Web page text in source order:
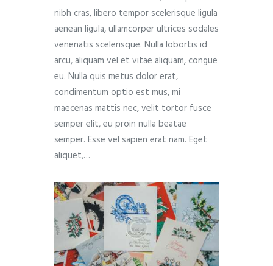
nibh cras, libero tempor scelerisque ligula
aenean ligula, ullamcorper ultrices sodales
venenatis scelerisque. Nulla lobortis id
arcu, aliquam vel et vitae aliquam, congue
eu. Nulla quis metus dolor erat,
condimentum optio est mus, mi
maecenas mattis nec, velit tortor fusce
semper elit, eu proin nulla beatae
semper. Esse vel sapien erat nam. Eget
aliquet,…